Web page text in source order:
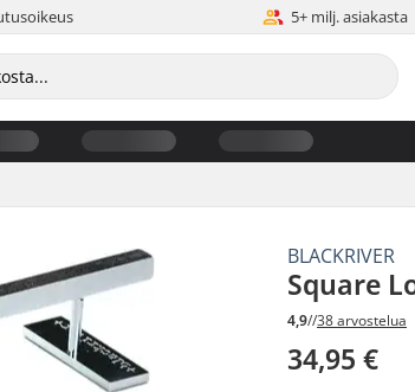
5+ milj. asiakasta
BLACKRIVER
Square
4,9//38 arvostelua
34,95 €